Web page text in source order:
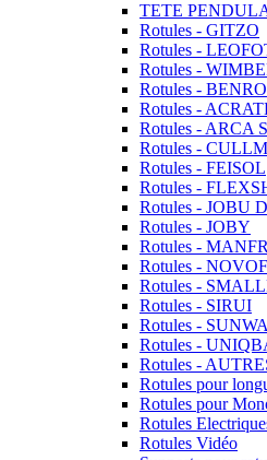
TETE
Rotules - GITZO
Rotules -
Rotules -
Rotules - BENRO
Rotules -
Rotules - ARCA
Rotules -
Rotules - FEISOL
Rotules -
Rotules - JOBU
Rotules - JOBY
Rotules -
Rotules -
Rotules -
Rotules - SIRUI
Rotules -
Rotules -
Rotules -
Rotules pour
Rotules pour
Rotules
Rotules Vidéo